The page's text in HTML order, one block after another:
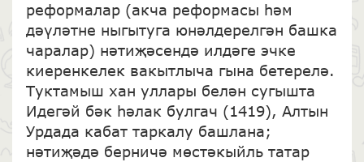
реформалар (акча реформасы һәм
дәүләтне ныгытуга юнәлдерелгән башка
чаралар) нәтиҗәсендә илдәге эчке
киеренкелек вакытлыча гына бетерелә.
Туктамыш хан уллары белән сугышта
Идегәй бәк һәлак булгач (1419), Алтын
Урдада кабат таркалу башлана;
нәтиҗәдә берничә мөстәкыйль татар